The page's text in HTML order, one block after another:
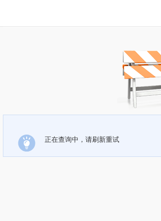
正在查询中，请刷新重试